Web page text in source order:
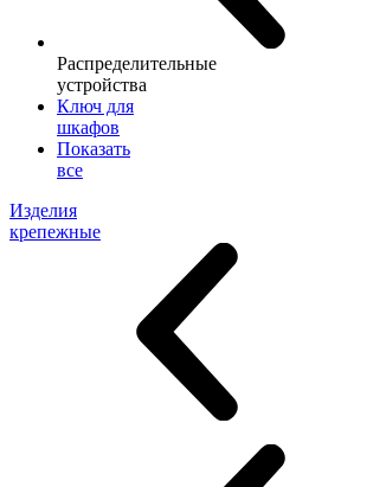
Распределительные
устройства
Ключ для
шкафов
Показать
все
Изделия
крепежные